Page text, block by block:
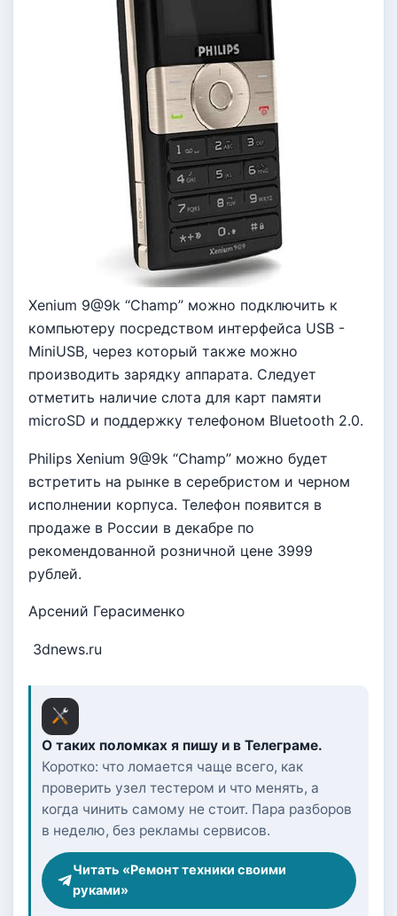
Xenium 9@9k “Champ” можно подключить к
компьютеру посредством интерфейса USB -
MiniUSB, через который также можно
производить зарядку аппарата. Следует
отметить наличие слота для карт памяти
microSD и поддержку телефоном Bluetooth 2.0.
Philips Xenium 9@9k “Champ” можно будет
встретить на рынке в серебристом и черном
исполнении корпуса. Телефон появится в
продаже в России в декабре по
рекомендованной розничной цене 3999
рублей.
Арсений Герасименко
3dnews.ru
О таких поломках я пишу и в Телеграме.
Коротко: что ломается чаще всего, как
проверить узел тестером и что менять, а
когда чинить самому не стоит. Пара разборов
в неделю, без рекламы сервисов.
Читать «Ремонт техники своими
руками»